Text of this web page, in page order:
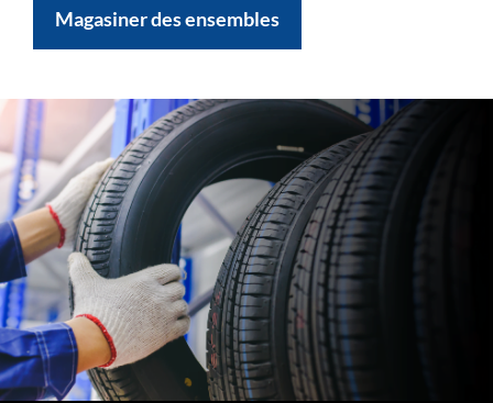
Magasiner des ensembles